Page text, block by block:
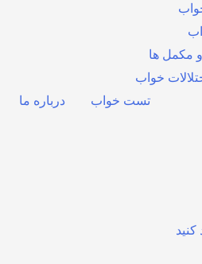
و مکمل ها
خواب
کنید
تست خواب درباره ما